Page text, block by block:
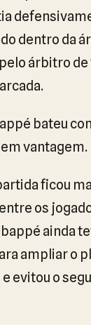
dentro da
árbitro de
bateu
vantagem.
ficou
os
ainda
ampliar o
evitou o